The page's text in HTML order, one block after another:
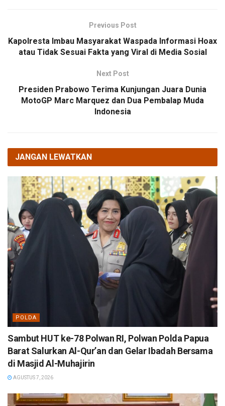
Previous Post
‎Kapolresta Imbau Masyarakat Waspada Informasi Hoax
atau Tidak Sesuai Fakta yang Viral di Media Sosial
Next Post
Presiden Prabowo Terima Kunjungan Juara Dunia
MotoGP Marc Marquez dan Dua Pembalap Muda
Indonesia
JANGAN LEWATKAN
POLDA
Sambut HUT ke-78 Polwan RI, Polwan Polda Papua
Barat Salurkan Al-Qur’an dan Gelar Ibadah Bersama
di Masjid Al-Muhajirin
AGUSTUS 7, 2026